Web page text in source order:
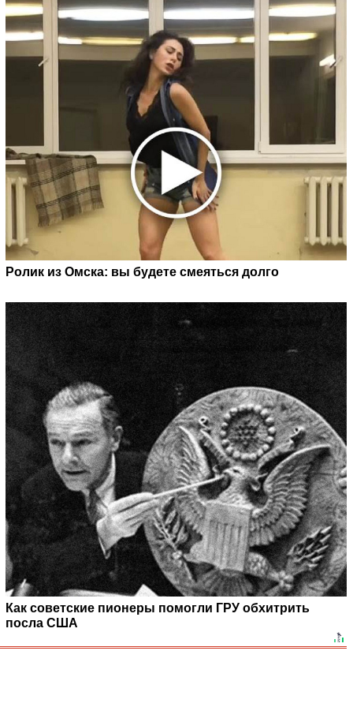
Ролик из Омска: вы будете смеяться долго
Как советские пионеры помогли ГРУ обхитрить
посла США